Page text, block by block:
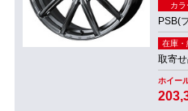
カラ
PSB(
在庫・
取寄
ホイー